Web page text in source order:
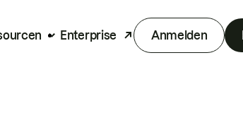
Enterprise Anmelden